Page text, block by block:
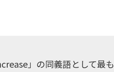
」の同義語として最